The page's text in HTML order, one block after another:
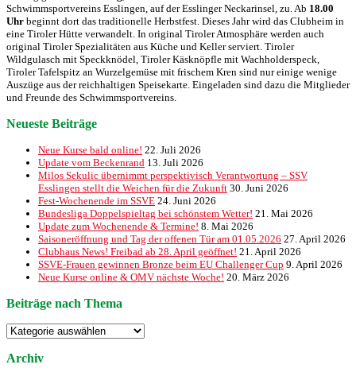
Schwimmsportvereins Esslingen, auf der Esslinger Neckarinsel, zu. Ab 18.00
Uhr beginnt dort das traditionelle Herbstfest. Dieses Jahr wird das Clubheim in
eine Tiroler Hütte verwandelt. In original Tiroler Atmosphäre werden auch
original Tiroler Spezialitäten aus Küche und Keller serviert. Tiroler
Wildgulasch mit Speckknödel, Tiroler Käsknöpfle mit Wachholderspeck,
Tiroler Tafelspitz an Wurzelgemüse mit frischem Kren sind nur einige wenige
Auszüge aus der reichhaltigen Speisekarte. Eingeladen sind dazu die Mitglieder
und Freunde des Schwimmsportvereins.
Neueste Beiträge
Neue Kurse bald online! 22. Juli 2026
Update vom Beckenrand 13. Juli 2026
Milos Sekulic übernimmt perspektivisch Verantwortung – SSV
Esslingen stellt die Weichen für die Zukunft 30. Juni 2026
Fest-Wochenende im SSVE 24. Juni 2026
Bundesliga Doppelspieltag bei schönstem Wetter! 21. Mai 2026
Update zum Wochenende & Termine! 8. Mai 2026
Saisoneröffnung und Tag der offenen Tür am 01.05.2026 27. April 2026
Clubhaus News! Freibad ab 28. April geöffnet! 21. April 2026
SSVE-Frauen gewinnen Bronze beim EU Challenger Cup 9. April 2026
Neue Kurse online & OMV nächste Woche! 20. März 2026
Beiträge nach Thema
Beiträge
nach
Thema
Archiv